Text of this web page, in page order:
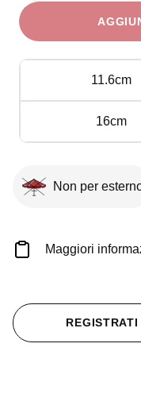
11.6cm
16cm
Non per
Maggiori